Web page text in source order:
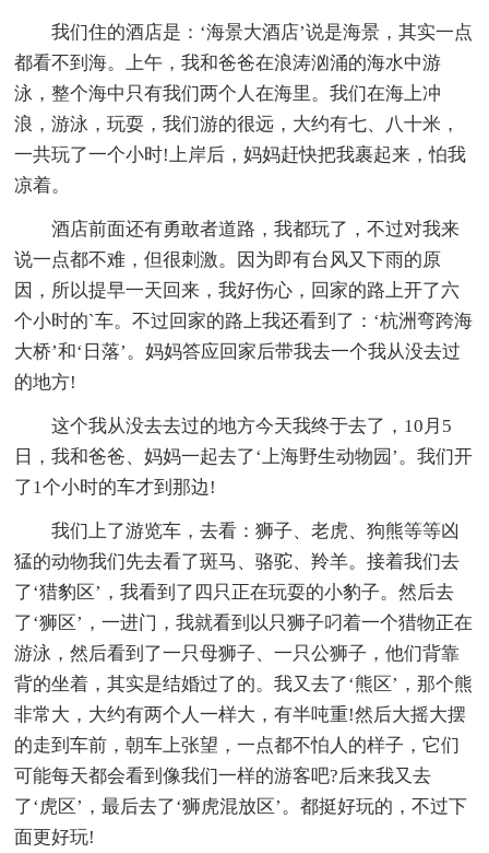
我们住的酒店是：‘海景大酒店’说是海景，其实一点
都看不到海。上午，我和爸爸在浪涛汹涌的海水中游
泳，整个海中只有我们两个人在海里。我们在海上冲
浪，游泳，玩耍，我们游的很远，大约有七、八十米，
一共玩了一个小时!上岸后，妈妈赶快把我裹起来，怕我
凉着。
酒店前面还有勇敢者道路，我都玩了，不过对我来
说一点都不难，但很刺激。因为即有台风又下雨的原
因，所以提早一天回来，我好伤心，回家的路上开了六
个小时的`车。不过回家的路上我还看到了：‘杭洲弯跨海
大桥’和‘日落’。妈妈答应回家后带我去一个我从没去过
的地方!
这个我从没去去过的地方今天我终于去了，10月5
日，我和爸爸、妈妈一起去了‘上海野生动物园’。我们开
了1个小时的车才到那边!
我们上了游览车，去看：狮子、老虎、狗熊等等凶
猛的动物我们先去看了斑马、骆驼、羚羊。接着我们去
了‘猎豹区’，我看到了四只正在玩耍的小豹子。然后去
了‘狮区’，一进门，我就看到以只狮子叼着一个猎物正在
游泳，然后看到了一只母狮子、一只公狮子，他们背靠
背的坐着，其实是结婚过了的。我又去了‘熊区’，那个熊
非常大，大约有两个人一样大，有半吨重!然后大摇大摆
的走到车前，朝车上张望，一点都不怕人的样子，它们
可能每天都会看到像我们一样的游客吧?后来我又去
了‘虎区’，最后去了‘狮虎混放区’。都挺好玩的，不过下
面更好玩!